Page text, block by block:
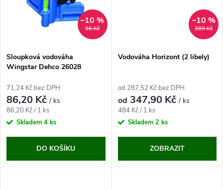
96 Kč
–10 %
Sloupková vodováha
Wingstar Dehco 26028
71,24 Kč bez DPH
86,20 Kč/ ks
Měrná
cena:
86,20 Kč / 1 ks
Skladem 4 ks
DO KOŠÍKU
389 Kč
–10 %
Vodováha Horizont (2 libely)
od 287,52 Kč bez DPH
od 347,90 Kč/ ks
Měrná
cena:
484 Kč / 1 ks
Skladem 2 ks
ZOBRAZIT